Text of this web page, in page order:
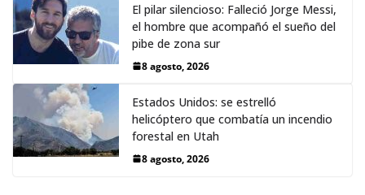
El pilar silencioso: Falleció Jorge Messi,
el hombre que acompañó el sueño del
pibe de zona sur
8 agosto, 2026
Estados Unidos: se estrelló
helicóptero que combatía un incendio
forestal en Utah
8 agosto, 2026